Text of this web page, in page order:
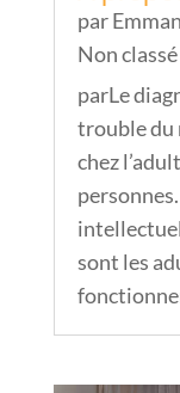
par
Non classé
parLe
trouble du
chez
sont les